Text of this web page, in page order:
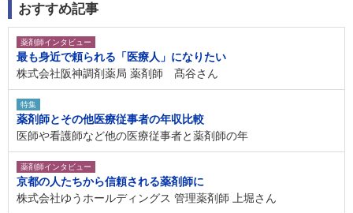
おすすめ記事
薬剤師インタビュー
最も身近で頼られる「医療人」になりたい
株式会社阪神調剤薬局 薬剤師 髙谷さん
特集
薬剤師とその他医療従事者の年収比較
医師や看護師など他の医療従事者と薬剤師の年
薬剤師インタビュー
京都の人たちから信頼される薬剤師に
株式会社ゆうホールディングス 管理薬剤師 上堀さん